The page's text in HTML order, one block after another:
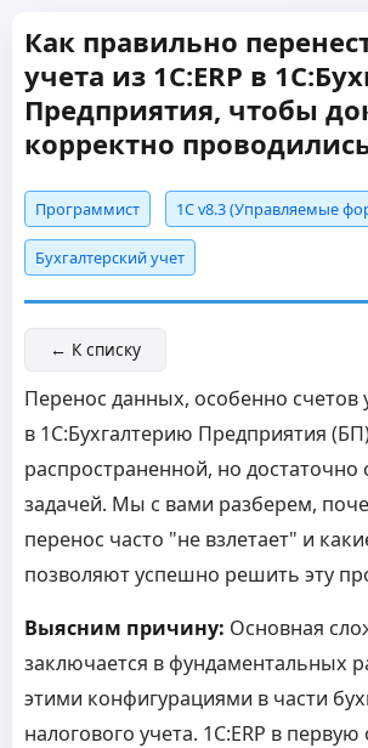
Как правильно
учета из 1С:ERP в
Предприятия, чтобы
корректно
Программист 1С v8.3 (Управляемые
Бухгалтерский учет
← К списку
Перенос данных, особенно счетов
в 1С:Бухгалтерию Предприятия
распространенной, но достаточно
задачей. Мы с вами разберем,
перенос часто "не взлетает" и
позволяют успешно решить эту
Выясним причину: Основная
заключается в фундаментальных
этими конфигурациями в части
налогового учета. 1С:ERP в